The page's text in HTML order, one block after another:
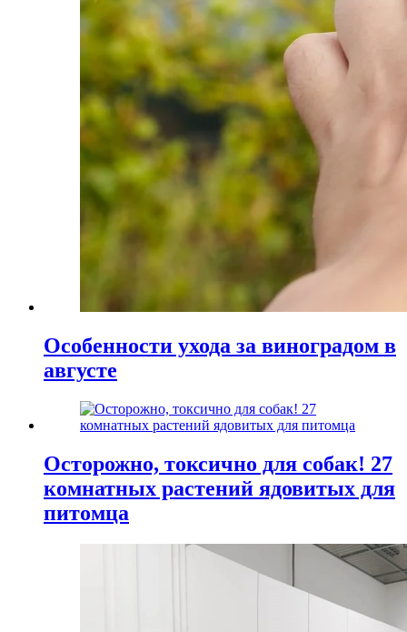
Особенности ухода за виноградом в
августе
Осторожно, токсично для собак! 27
комнатных растений ядовитых для
питомца